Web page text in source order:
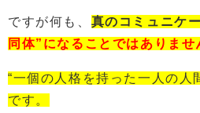
ですが何も、 真のコミュニケ
同体”になることではありませ
“一個の人格を持った一人の人
です。